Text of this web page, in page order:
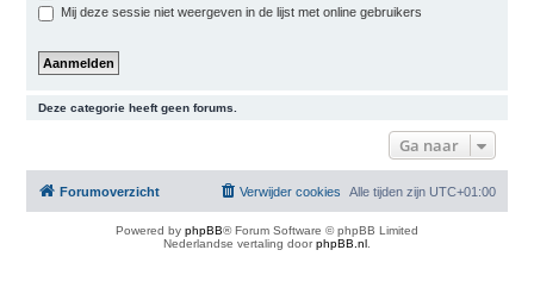
Mij deze sessie niet weergeven in de lijst met online gebruikers
Deze categorie heeft geen forums.
Ga naar
Forumoverzicht Alle tijden zijn UTC+01:00
Verwijder cookies
Powered by phpBB® Forum Software © phpBB Limited
Nederlandse vertaling doorphpBB.nl